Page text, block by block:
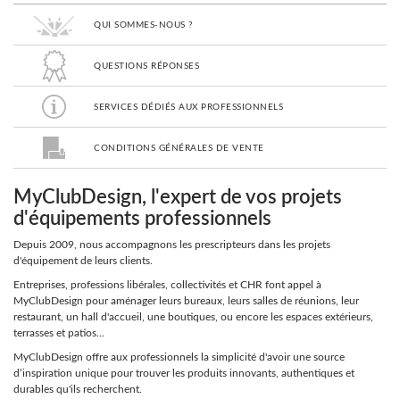
BUREAU
OUTDOOR
LUMINAIRES
MARQUES
QUI SOMMES-NOUS ?
QUESTIONS RÉPONSES
SERVICES DÉDIÉS AUX PROFESSIONNELS
CONDITIONS GÉNÉRALES DE VENTE
MyClubDesign, l'expert de vos projets
d'équipements professionnels
Depuis 2009, nous accompagnons les prescripteurs dans les projets
d'équipement de leurs clients.
Entreprises, professions libérales, collectivités et CHR font appel à
MyClubDesign pour aménager leurs bureaux, leurs salles de réunions, leur
restaurant, un hall d'accueil, une boutiques, ou encore les espaces extérieurs,
terrasses et patios...
MyClubDesign offre aux professionnels la simplicité d'avoir une source
d’inspiration unique pour trouver les produits innovants, authentiques et
durables qu'ils recherchent.